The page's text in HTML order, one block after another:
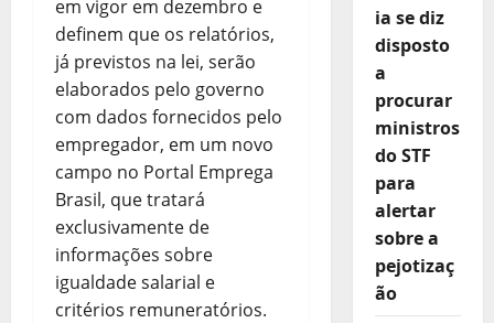
em vigor em dezembro e
definem que os relatórios,
já previstos na lei, serão
elaborados pelo governo
com dados fornecidos pelo
empregador, em um novo
campo no Portal Emprega
Brasil, que tratará
exclusivamente de
informações sobre
igualdade salarial e
critérios remuneratórios.
ia se diz
disposto
a
procurar
ministros
do STF
para
alertar
sobre a
pejotizaç
ão